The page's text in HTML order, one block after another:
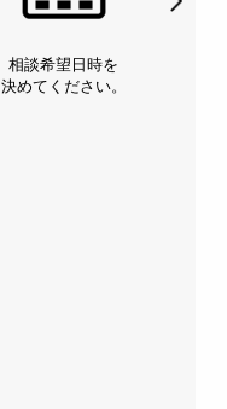
相談希望日時を
決めてください。